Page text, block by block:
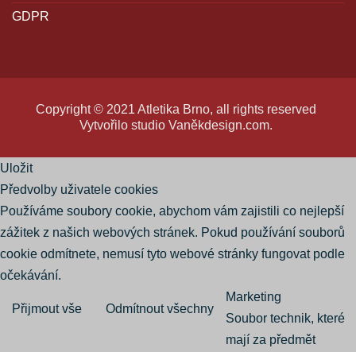
GDPR
Copyright © 2021 Atletika Brno, all rights reserved
Vytvořilo studioVaněkdesign.com.
Uložit
Předvolby uživatele cookies
Používáme soubory cookie, abychom vám zajistili co nejlepší
zážitek z našich webových stránek. Pokud používání souborů
cookie odmítnete, nemusí tyto webové stránky fungovat podle
očekávání.
Přijmout vše Odmítnout všechny
Marketing
Soubor technik, které
mají za předmět